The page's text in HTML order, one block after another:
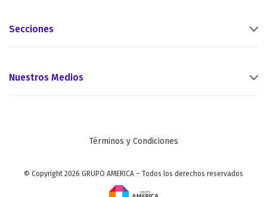
Secciones
Nuestros Medios
Términos y Condiciones
© Copyright 2026 GRUPO AMERICA – Todos los derechos reservados